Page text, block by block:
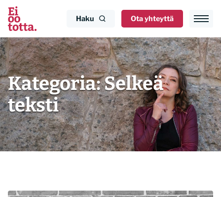
Siirry
sisältöön
Haku Ota yhteyttä
Kategoria:Selkeä
teksti